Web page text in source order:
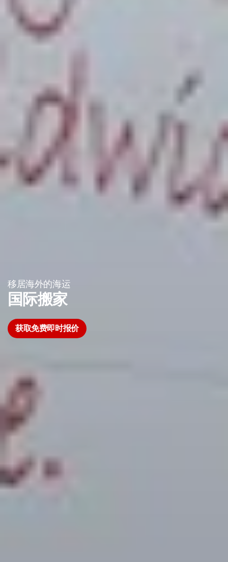
移居海外的海运
国际搬家
获取免费即时报价